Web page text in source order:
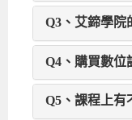
夠演算力的雲
裝置及IoT裝
運算來回的延
線狀態，邊緣
側人工智慧更
除了能快速掌
軟體程式架構
領域的重要開
去完成三個AI
Q3、艾鍗學院
大部份的培訓
教學員AI軟
技術，才是AI
Q4、購買數位
學員成功購買
Q5、課程上有